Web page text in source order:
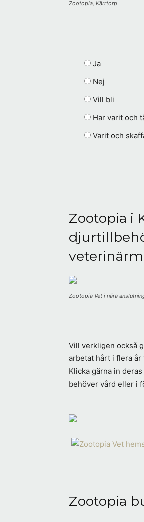
Zootopia, Kärrtorp
Ja
Nej
Vill bli
Har varit och
Varit och
Zootopia i
Zootopia Vet i nära
Vill verkligen också
arbetat hårt i flera år
Klicka gärna in
behöver vård eller i
Zootopia